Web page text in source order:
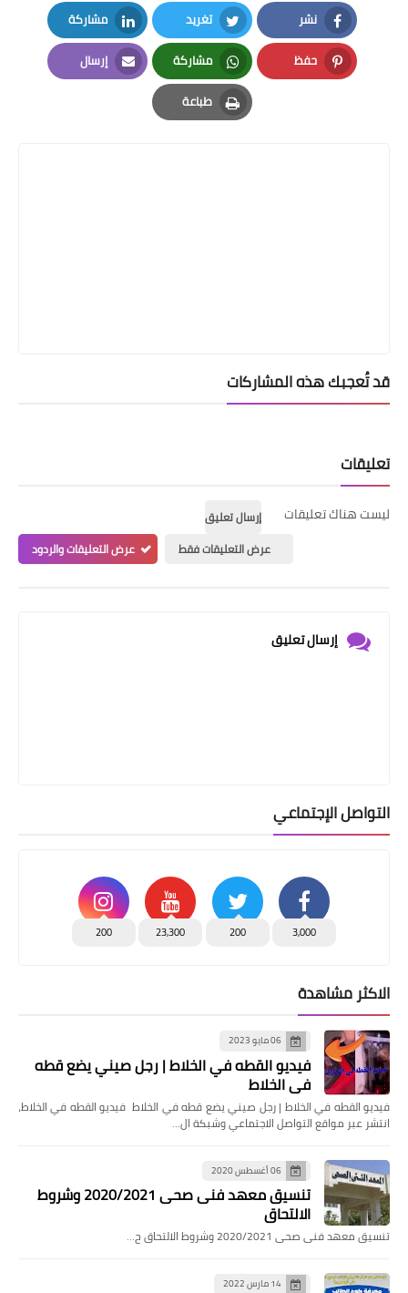
نشر
Facebook
تغريد
Twitter
مشاركة
LinkedIn
حفظ
Pinterest
مشاركة
Whatsapp
إرسال
Email
طباعة
Print
قد تُعجبك هذه المشاركات
تعليقات
ليست هناك تعليقات
إرسال تعليق
عرض التعليقات فقط
عرض التعليقات والردود
إرسال تعليق
التواصل الإجتماعي
3,000
200
23,300
200
الاكثر مشاهدة
06 مايو 2023
فيديو القطه في الخلاط | رجل صيني يضع قطه
في الخلاط
فيديو القطه في الخلاط | رجل صيني يضع قطه في الخلاط فيديو القطه في الخلاط،
انتشر عبر مواقع التواصل الاجتماعي وشبكة ال…
06 أغسطس 2020
تنسيق معهد فنى صحى 2020/2021 وشروط
الالتحاق
تنسيق معهد فنى صحى 2020/2021 وشروط الالتحاق ح…
14 مارس 2022